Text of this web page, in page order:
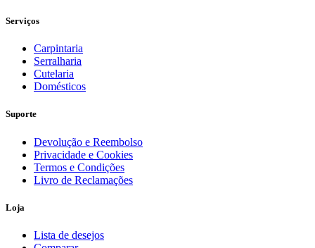
Serviços
Carpintaria
Serralharia
Cutelaria
Domésticos
Suporte
Devolução e Reembolso
Privacidade e Cookies
Termos e Condições
Livro de Reclamações
Loja
Lista de desejos